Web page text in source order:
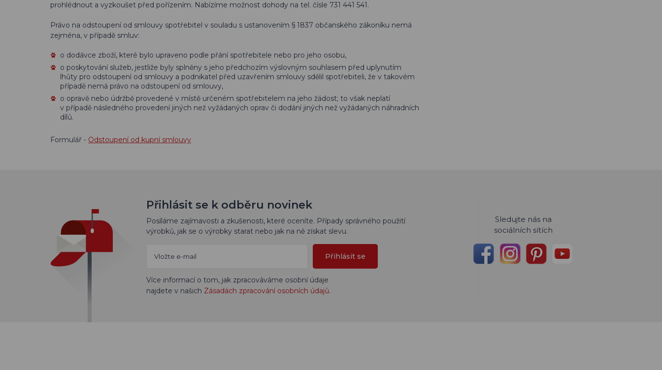
prohlédnout a vyzkoušet před pořízením. Nabízíme možnost dohody na tel. čísle 731 441 541.
Právo na odstoupení od smlouvy spotřebitel v souladu s ustanovením § 1837 občanského zákoníku nemá
zejména, v případě smluv:
o dodávce zboží, které bylo upraveno podle přání spotřebitele nebo pro jeho osobu,
o poskytování služeb, jestliže byly splněny s jeho předchozím výslovným souhlasem před uplynutím
lhůty pro odstoupení od smlouvy a podnikatel před uzavřením smlouvy sdělil spotřebiteli, že v takovém
případě nemá právo na odstoupení od smlouvy,
o opravě nebo údržbě provedené v místě určeném spotřebitelem na jeho žádost; to však neplatí
v případě následného provedení jiných než vyžádaných oprav či dodání jiných než vyžádaných náhradních
dílů.
Formulář - Odstoupení od kupní smlouvy
Přihlásit se k odběru novinek
Posíláme zajímavosti a zkušenosti, které oceníte. Případy správného použití
výrobků, jak se o výrobky starat nebo jak na ně získat slevu.
Přihlásit se
Více informací o tom, jak zpracováváme osobní údaje
najdete v našich Zásadách zpracování osobních údajů.
Sledujte nás na
sociálních sítích